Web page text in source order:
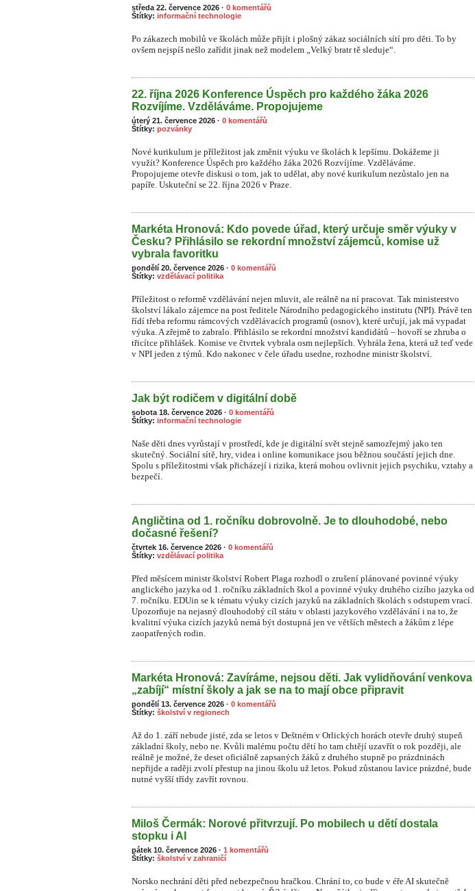
středa 22. července 2026 · 0 komentářů
Štítky: informační technologie
Po zákazech mobilů ve školách může přijít i plošný zákaz sociálních sítí pro děti. To by
ovšem nejspíš nešlo zařídit jinak než modelem „Velký bratr tě sleduje“.
22. října 2026 Konference Úspěch pro každého žáka 2026
Rozvíjíme. Vzděláváme. Propojujeme
úterý 21. července 2026 · 0 komentářů
Štítky: pozvánky
Nové kurikulum je příležitost jak změnit výuku ve školách k lepšímu. Dokážeme ji
využít? Konference Úspěch pro každého žáka 2026 Rozvíjíme. Vzděláváme.
Propojujeme otevře diskusi o tom, jak to udělat, aby nové kurikulum nezůstalo jen na
papíře. Uskuteční se 22. října 2026 v Praze.
Markéta Hronová: Kdo povede úřad, který určuje směr výuky v
Česku? Přihlásilo se rekordní množství zájemců, komise už
vybrala favoritku
pondělí 20. července 2026 · 0 komentářů
Štítky: vzdělávací politika
Příležitost o reformě vzdělávání nejen mluvit, ale reálně na ní pracovat. Tak ministerstvo
školství lákalo zájemce na post ředitele Národního pedagogického institutu (NPI). Právě ten
řídí třeba reformu rámcových vzdělávacích programů (osnov), které určují, jak má vypadat
výuka. A zřejmě to zabralo. Přihlásilo se rekordní množství kandidátů – hovoří se zhruba o
třicítce přihlášek. Komise ve čtvrtek vybrala osm nejlepších. Vyhrála žena, která už teď vede
v NPI jeden z týmů. Kdo nakonec v čele úřadu usedne, rozhodne ministr školství.
Jak být rodičem v digitální době
sobota 18. července 2026 · 0 komentářů
Štítky: informační technologie
Naše děti dnes vyrůstají v prostředí, kde je digitální svět stejně samozřejmý jako ten
skutečný. Sociální sítě, hry, videa i online komunikace jsou běžnou součástí jejich dne.
Spolu s příležitostmi však přicházejí i rizika, která mohou ovlivnit jejich psychiku, vztahy a
bezpečí.
Angličtina od 1. ročníku dobrovolně. Je to dlouhodobé, nebo
dočasné řešení?
čtvrtek 16. července 2026 · 0 komentářů
Štítky: vzdělávací politika
Před měsícem ministr školství Robert Plaga rozhodl o zrušení plánované povinné výuky
anglického jazyka od 1. ročníku základních škol a povinné výuky druhého cizího jazyka od
7. ročníku. EDUin se k tématu výuky cizích jazyků na základních školách s odstupem vrací.
Upozorňuje na nejasný dlouhodobý cíl státu v oblasti jazykového vzdělávání i na to, že
kvalitní výuka cizích jazyků nemá být dostupná jen ve větších městech a žákům z lépe
zaopatřených rodin.
Markéta Hronová: Zavíráme, nejsou děti. Jak vylidňování venkova
„zabíjí“ místní školy a jak se na to mají obce připravit
pondělí 13. července 2026 · 0 komentářů
Štítky: školství v regionech
Až do 1. září nebude jisté, zda se letos v Deštném v Orlických horách otevře druhý stupeň
základní školy, nebo ne. Kvůli malému počtu dětí ho tam chtějí uzavřít o rok později, ale
reálně je možné, že deset oficiálně zapsaných žáků z druhého stupně po prázdninách
nepřijde a raději zvolí přestup na jinou školu už letos. Pokud zůstanou lavice prázdné, bude
nutné vyšší třídy zavřít rovnou.
Miloš Čermák: Norové přitvrzují. Po mobilech u dětí dostala
stopku i AI
pátek 10. července 2026 · 1 komentářů
Štítky: školství v zahraničí
Norsko nechrání děti před nebezpečnou hračkou. Chrání to, co bude v éře AI skutečně